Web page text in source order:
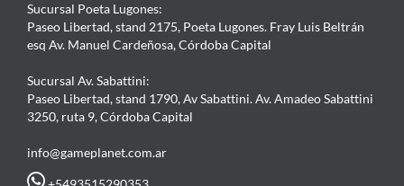
Sucursal Poeta Lugones:
Paseo Libertad, stand 2175, Poeta Lugones. Fray Luis Beltrán
esq Av. Manuel Cardeñosa, Córdoba Capital
Sucursal Av. Sabattini:
Paseo Libertad, stand 1790, Av Sabattini. Av. Amadeo Sabattini
3250, ruta 9, Córdoba Capital
info@gameplanet.com.ar